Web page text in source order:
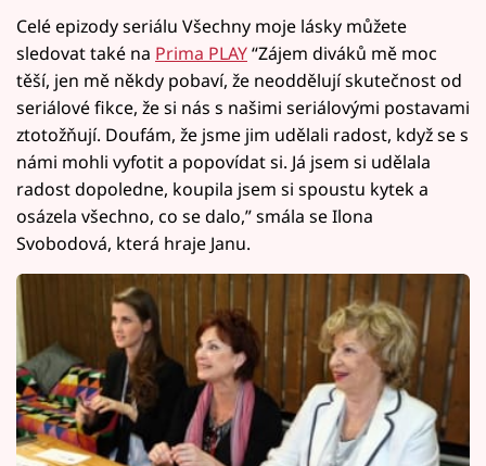
Celé epizody seriálu Všechny moje lásky můžete
sledovat také na Prima PLAY“Zájem diváků mě moc
těší, jen mě někdy pobaví, že neoddělují skutečnost od
seriálové fikce, že si nás s našimi seriálovými postavami
ztotožňují. Doufám, že jsme jim udělali radost, když se s
námi mohli vyfotit a popovídat si. Já jsem si udělala
radost dopoledne, koupila jsem si spoustu kytek a
osázela všechno, co se dalo,” smála se Ilona
Svobodová, která hraje Janu.